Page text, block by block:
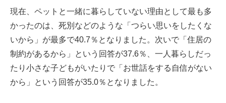
現在、ペットと一緒に暮らしていない理由として最も多
かったのは、死別などのような「つらい思いをしたくな
いから」が最多で40.7％となりました。次いで「住居の
制約があるから」という回答が37.6％、一人暮らしだっ
たり小さな子どもがいたりで「お世話をする自信がない
から」という回答が35.0％となりました。